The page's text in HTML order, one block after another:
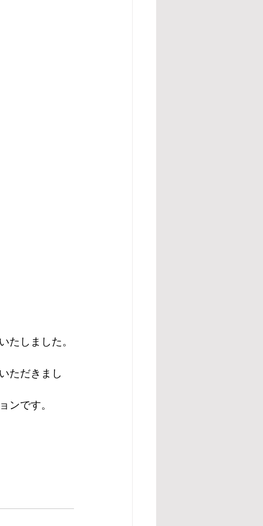
たしました。
ただきまし
ンです。